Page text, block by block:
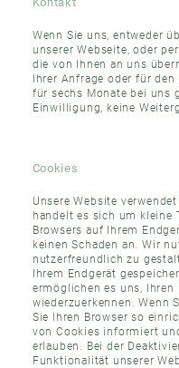
Wenn Sie uns, entweder
unserer Webseite, oder
die von Ihnen an uns
Ihrer Anfrage oder für
für sechs Monate bei uns
Einwilligung, keine
Cookies
Unsere Website
handelt es sich um kleine
Browsers auf Ihrem
keinen Schaden an. Wir
nutzerfreundlich zu
Ihrem Endgerät
ermöglichen es uns, Ihren
wiederzuerkennen. Wenn
Sie Ihren Browser so
von Cookies informiert
erlauben. Bei der
Funktionalität unserer